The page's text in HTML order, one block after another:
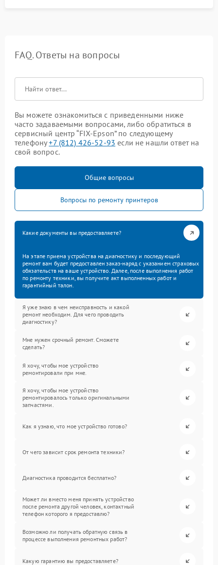
FAQ. Ответы на вопросы
Вы можете ознакомиться с приведенными ниже
часто задаваемыми вопросами, либо обратиться в
сервисный центр “FIX-Epson” по следующему
телефону+7 (812) 426-52-93 если не нашли ответ на
свой вопрос.
Общие вопросы
Вопросы по ремонту принтеров
Какие документы вы предоставляете?
На этапе приема устройства на диагностику и последующий
ремонт вам будет предоставлен заказ-наряд с указанием страховых
обязательств на ваше устройство. Далее, после выполнения работ
по ремонту техники, вы получите акт выполненных работ и
гарантийный талон.
Я уже знаю в чем неисправность и какой
ремонт необходим. Для чего проводить
диагностику?
Мне нужен срочный ремонт. Сможете
сделать?
Я хочу, чтобы мое устройство
ремонтировали при мне.
Я хочу, чтобы мое устройство
ремонтировалось только оригинальными
запчастями.
Как я узнаю, что мое устройство готово?
От чего зависит срок ремонта техники?
Диагностика проводится бесплатно?
Может ли вместо меня принять устройство
после ремонта другой человек, контактный
телефон которого я предоставлю?
Возможно ли получать обратную связь в
процессе выполнения ремонтных работ?
Какую гарантию вы предоставляете?